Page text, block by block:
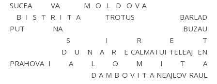
SUCEA VA M O L D O V A
B I S T R I T A TROTUS BARLAD
PUT NA BUZAU
S I R E T
D U N A R E CALMATUI TELEAJ EN
PRAHOVA I A L O M I T A
D A M B O V I T A NEAJLOV RAUL